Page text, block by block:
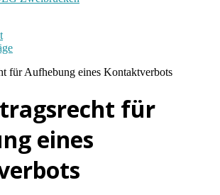
für
eines